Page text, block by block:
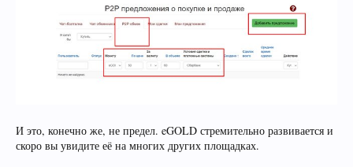
И это, конечно же, не предел. eGOLD стремительно развивается и
скоро вы увидите её на многих других площадках.